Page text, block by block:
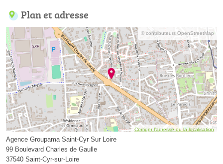
Plan et adresse
© contributeurs OpenStreetMap
Corriger l’adresse ou la localisation
Agence Groupama Saint-Cyr Sur Loire
99 Boulevard Charles de Gaulle
37540 Saint-Cyr-sur-Loire